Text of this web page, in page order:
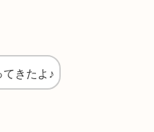
てきたよ♪